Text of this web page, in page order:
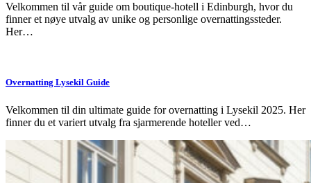
Velkommen til vår guide om boutique-hotell i Edinburgh, hvor du
finner et nøye utvalg av unike og personlige overnattingssteder.
Her…
Overnatting Lysekil Guide
Velkommen til din ultimate guide for overnatting i Lysekil 2025. Her
finner du et variert utvalg fra sjarmerende hoteller ved…